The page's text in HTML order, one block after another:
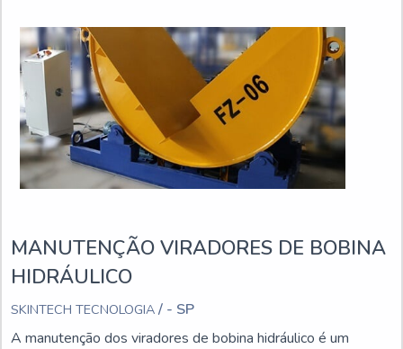
MANUTENÇÃO VIRADORES DE BOBINA
HIDRÁULICO
SKINTECH TECNOLOGIA / - SP
A manutenção dos viradores de bobina hidráulico é um